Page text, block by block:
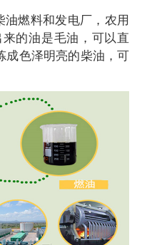
燃料和发电厂，农用
的油是毛油，可以直
成色泽明亮的柴油，可